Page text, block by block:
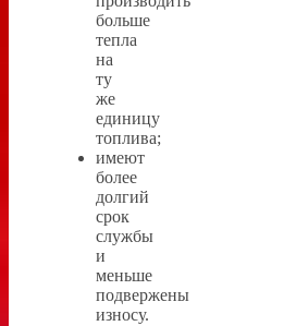
больше
тепла
на
ту
же
единицу
топлива;
имеют
более
долгий
срок
службы
и
меньше
подвержены
износу.